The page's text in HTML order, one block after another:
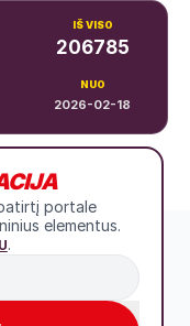
206785
2026-02-18
Gargždai
portale
elementus.
.